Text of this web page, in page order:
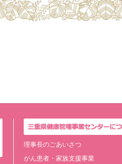
理事長のごあいさつ
がん患者・家族支援事業